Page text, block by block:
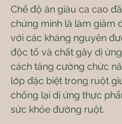
Chế độ ăn giàu ca cao
chứng minh là làm giảm
với các kháng nguyên
độc tố và chất gây dị
cách tăng cường chức
lớp đặc biệt trong ruột
chống lại dị ứng thực
sức khỏe đường ruột.